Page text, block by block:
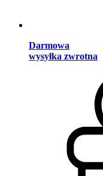
Darmowa
wysyłka zwrotna